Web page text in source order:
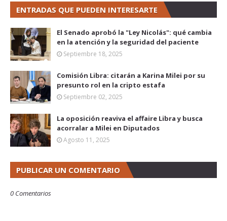
ENTRADAS QUE PUEDEN INTERESARTE
El Senado aprobó la "Ley Nicolás": qué cambia
en la atención y la seguridad del paciente
Septiembre 18, 2025
Comisión Libra: citarán a Karina Milei por su
presunto rol en la cripto estafa
Septiembre 02, 2025
La oposición reaviva el affaire Libra y busca
acorralar a Milei en Diputados
Agosto 11, 2025
PUBLICAR UN COMENTARIO
0 Comentarios